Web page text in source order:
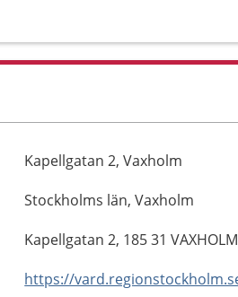
Kapellgatan 2, Vaxholm
Stockholms län, Vaxholm
Kapellgatan 2, 185 31 VAXHOLM